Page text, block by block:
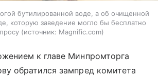
бутилированной воде, а об очищенной
которую заведение могло бы бесплатно
источник: Magnific.com
к главе Минпромторга
обратился зампред комитета